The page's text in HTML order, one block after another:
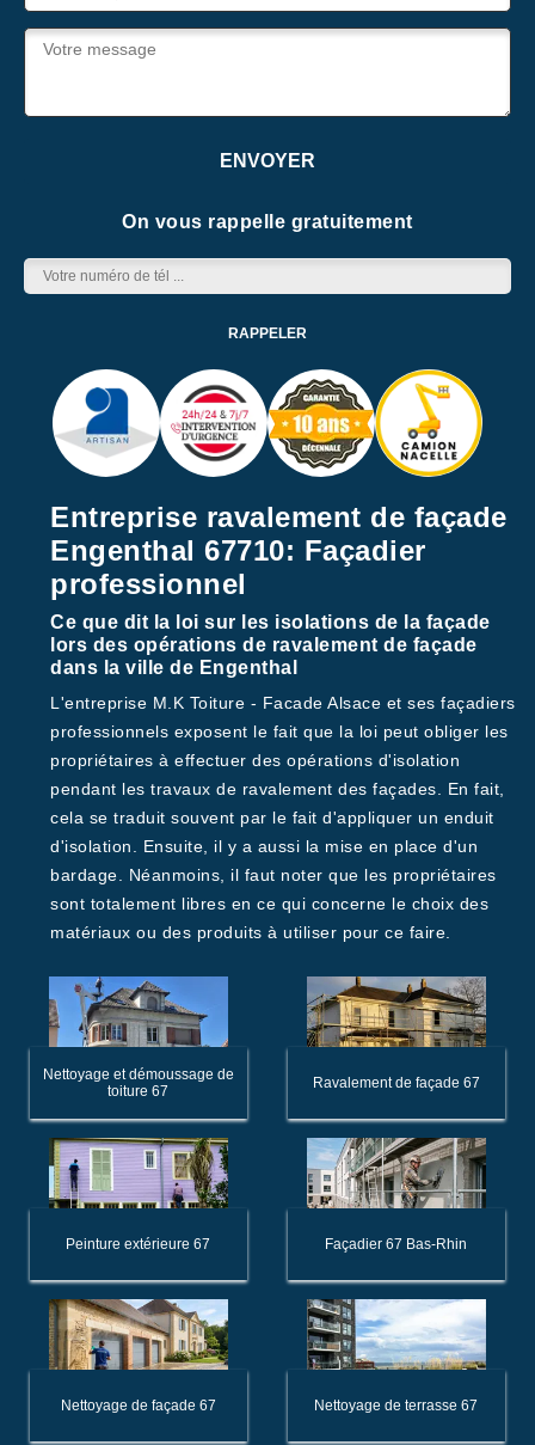
On vous rappelle gratuitement
Entreprise ravalement de façade
Engenthal 67710: Façadier
professionnel
Ce que dit la loi sur les isolations de la façade
lors des opérations de ravalement de façade
dans la ville de Engenthal
L'entreprise M.K Toiture - Facade Alsace et ses façadiers
professionnels exposent le fait que la loi peut obliger les
propriétaires à effectuer des opérations d'isolation
pendant les travaux de ravalement des façades. En fait,
cela se traduit souvent par le fait d'appliquer un enduit
d'isolation. Ensuite, il y a aussi la mise en place d'un
bardage. Néanmoins, il faut noter que les propriétaires
sont totalement libres en ce qui concerne le choix des
matériaux ou des produits à utiliser pour ce faire.
Nettoyage et démoussage de
toiture 67
Ravalement de façade 67
Peinture extérieure 67 Façadier 67 Bas-Rhin
Nettoyage de façade 67 Nettoyage de terrasse 67